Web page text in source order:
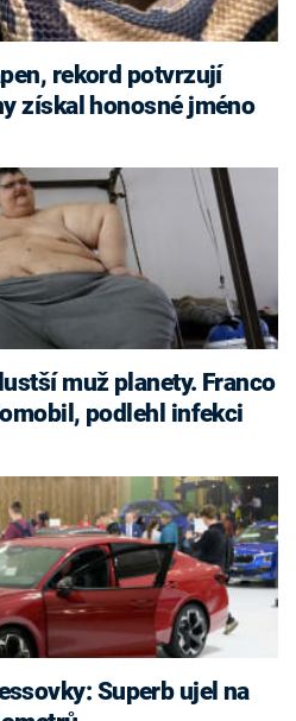
rekord potvrzují
získal honosné jméno
muž planety. Franco
podlehl infekci
Superb ujel na